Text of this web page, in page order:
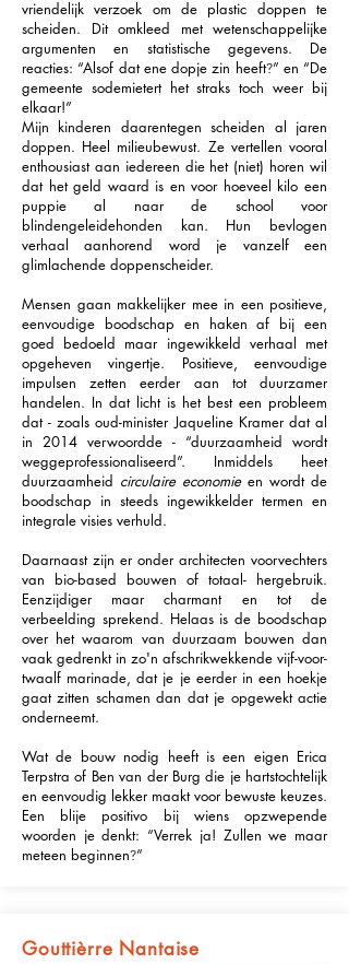
vriendelijk verzoek om de plastic doppen te
scheiden. Dit omkleed met wetenschappelijke
argumenten en statistische gegevens. De
reacties: “Alsof dat ene dopje zin heeft?” en “De
gemeente sodemietert het straks toch weer bij
elkaar!”
Mijn kinderen daarentegen scheiden al jaren
doppen. Heel milieubewust. Ze vertellen vooral
enthousiast aan iedereen die het (niet) horen wil
dat het geld waard is en voor hoeveel kilo een
puppie al naar de school voor
blindengeleidehonden kan. Hun bevlogen
verhaal aanhorend word je vanzelf een
glimlachende doppenscheider.
Mensen gaan makkelijker mee in een positieve,
eenvoudige boodschap en haken af bij een
goed bedoeld maar ingewikkeld verhaal met
opgeheven vingertje. Positieve, eenvoudige
impulsen zetten eerder aan tot duurzamer
handelen. In dat licht is het best een probleem
dat - zoals oud-minister Jaqueline Kramer dat al
in 2014 verwoordde - “duurzaamheid wordt
weggeprofessionaliseerd”. Inmiddels heet
duurzaamheid circulaire economieen wordt de
boodschap in steeds ingewikkelder termen en
integrale visies verhuld.
Daarnaast zijn er onder architecten voorvechters
van bio-based bouwen of totaal- hergebruik.
Eenzijdiger maar charmant en tot de
verbeelding sprekend. Helaas is de boodschap
over het waarom van duurzaam bouwen dan
vaak gedrenkt in zo'n afschrikwekkende vijf-voor-
twaalf marinade, dat je je eerder in een hoekje
gaat zitten schamen dan dat je opgewekt actie
onderneemt.
Wat de bouw nodig heeft is een eigen Erica
Terpstra of Ben van der Burg die je hartstochtelijk
en eenvoudig lekker maakt voor bewuste keuzes.
Een blije positivo bij wiens opzwepende
woorden je denkt: “Verrek ja! Zullen we maar
meteen beginnen?”
Gouttièrre Nantaise